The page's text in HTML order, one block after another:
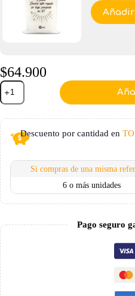
Añadir
$64.900
Morral
para
Niño
Monster
con
Nombre
Personalizado
cantidad
Descuento por cantidad en
Si compras de una misma
6 o más unidades
Pago seguro